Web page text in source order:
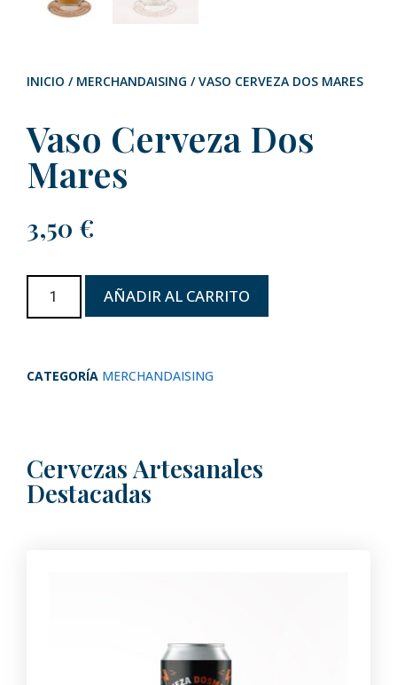
INICIO / MERCHANDAISING / VASO CERVEZA DOS MARES
Vaso Cerveza Dos
Mares
3,50 €
AÑADIR AL CARRITO
CATEGORÍA MERCHANDAISING
Cervezas Artesanales
Destacadas